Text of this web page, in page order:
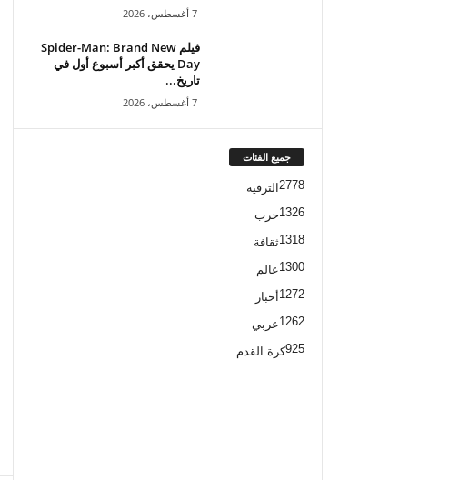
7 أغسطس، 2026
فيلم Spider-Man: Brand New
Day يحقق أكبر أسبوع أول في
تاريخ...
7 أغسطس، 2026
جميع الفئات
الترفيه 2778
حرب1326
ثقافة1318
عالم1300
أخبار 1272
عربي1262
كرة القدم925